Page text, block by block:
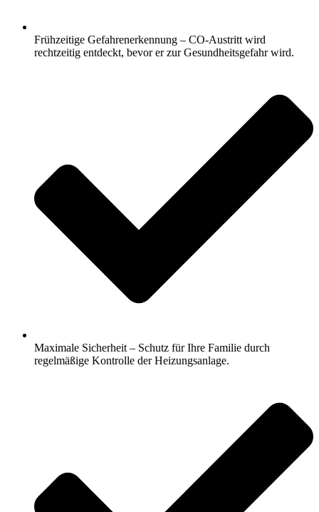
Frühzeitige Gefahrenerkennung – CO-Austritt wird
rechtzeitig entdeckt, bevor er zur Gesundheitsgefahr wird.
Maximale Sicherheit – Schutz für Ihre Familie durch
regelmäßige Kontrolle der Heizungsanlage.